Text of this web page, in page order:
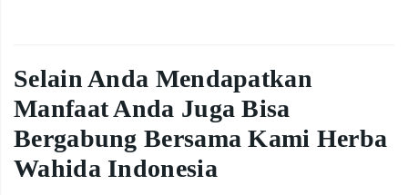
Selain Anda Mendapatkan
Manfaat Anda Juga Bisa
Bergabung Bersama Kami Herba
Wahida Indonesia